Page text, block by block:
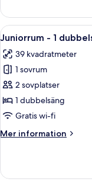
för
fyra
Öppna
alla
foton
för
Juniorrum
-
1
3
Juniorrum - 1
39 kvadratmeter
1 sovrum
2 sovplatser
1 dubbelsäng
Gratis wi-fi
Mer information
Mer
-